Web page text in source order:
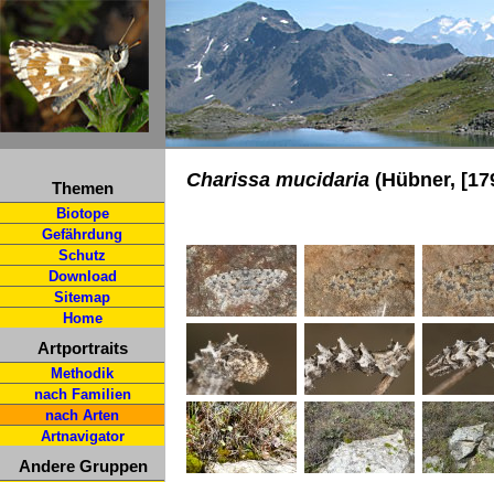
Themen
Biotope
Gefährdung
Schutz
Download
Sitemap
Home
Artportraits
Methodik
nach Familien
nach Arten
Artnavigator
Andere Gruppen
Charissa mucidaria (Hübner,